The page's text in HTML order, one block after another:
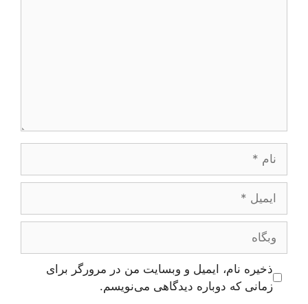
وبگاه
ذخیره نام، ایمیل و وبسایت من در مرورگر برای
زمانی که دوباره دیدگاهی می‌نویسم.